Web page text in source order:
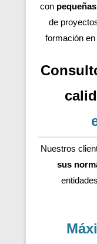
con
de
formación
Nuestros
sus